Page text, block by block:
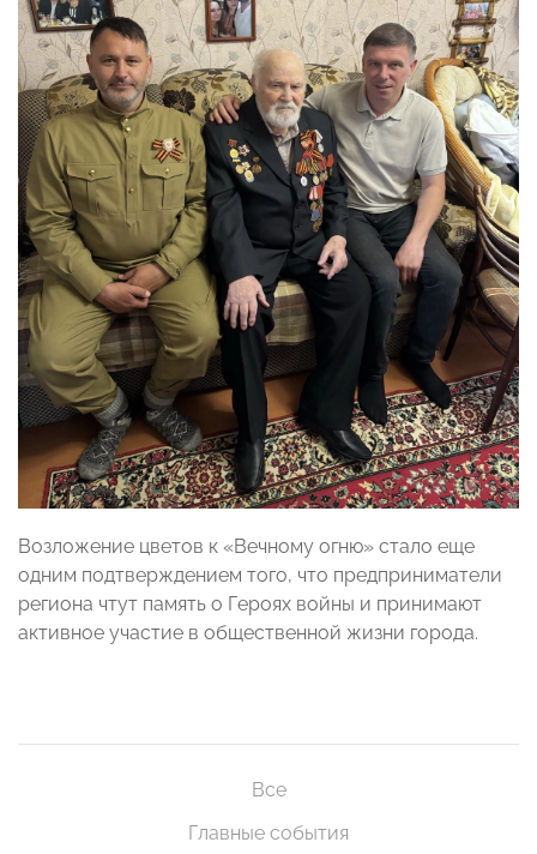
Возложение цветов к «Вечному огню» стало еще
одним подтверждением того, что предприниматели
региона чтут память о Героях войны и принимают
активное участие в общественной жизни города.
Все
Главные события